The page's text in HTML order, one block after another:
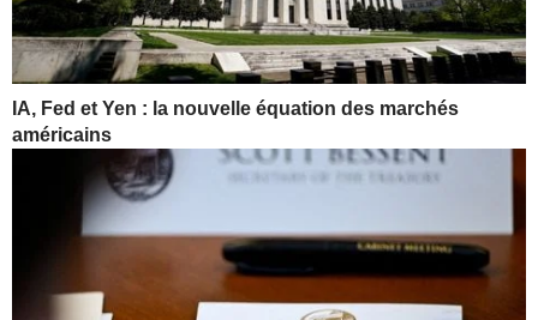
IA, Fed et Yen : la nouvelle équation des marchés
américains